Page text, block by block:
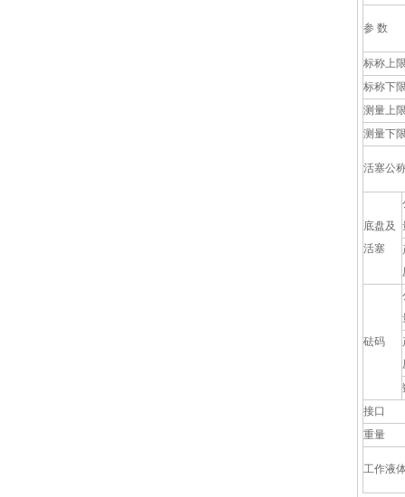
参 数
标称上
标称下
测量上
测量下
活塞公
底盘及
活塞
砝码
接口
重量
工作液